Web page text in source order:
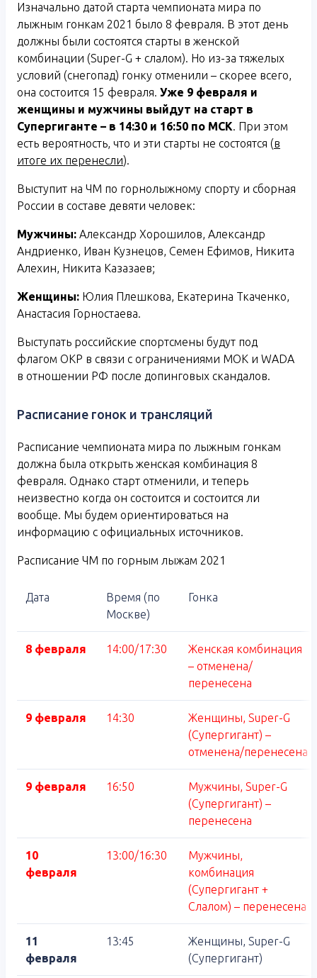
Изначально датой старта чемпионата мира по
лыжным гонкам 2021 было 8 февраля. В этот день
должны были состоятся старты в женской
комбинации (Super-G + слалом). Но из-за тяжелых
условий (снегопад) гонку отменили – скорее всего,
она состоится 15 февраля. Уже 9 февраля и
женщины и мужчины выйдут на старт в
Супергиганте – в 14:30 и 16:50 по МСК. При этом
есть вероятность, что и эти старты не состоятся (в
итоге их перенесли).
Выступит на ЧМ по горнолыжному спорту и сборная
России в составе девяти человек:
Мужчины: Александр Хорошилов, Александр
Андриенко, Иван Кузнецов, Семен Ефимов, Никита
Алехин, Никита Казазаев;
Женщины: Юлия Плешкова, Екатерина Ткаченко,
Анастасия Горностаева.
Выступать российские спортсмены будут под
флагом ОКР в связи с ограничениями МОК и WADA
в отношении РФ после допинговых скандалов.
Расписание гонок и трансляций
Расписание чемпионата мира по лыжным гонкам
должна была открыть женская комбинация 8
февраля. Однако старт отменили, и теперь
неизвестно когда он состоится и состоится ли
вообще. Мы будем ориентироваться на
информацию с официальных источников.
Расписание ЧМ по горным лыжам 2021
Дата
Время (по
Москве)
Гонка
8 февраля 14:00/17:30
Женская комбинация
– отменена/
перенесена
9 февраля 14:30
Женщины, Super-G
(Супергигант) –
отменена/перенесена
9 февраля 16:50
Мужчины, Super-G
(Супергигант) –
перенесена
10
февраля
13:00/16:30
Мужчины,
комбинация
(Супергигант +
Слалом) – перенесена
11
февраля
13:45
Женщины, Super-G
(Супергигант)